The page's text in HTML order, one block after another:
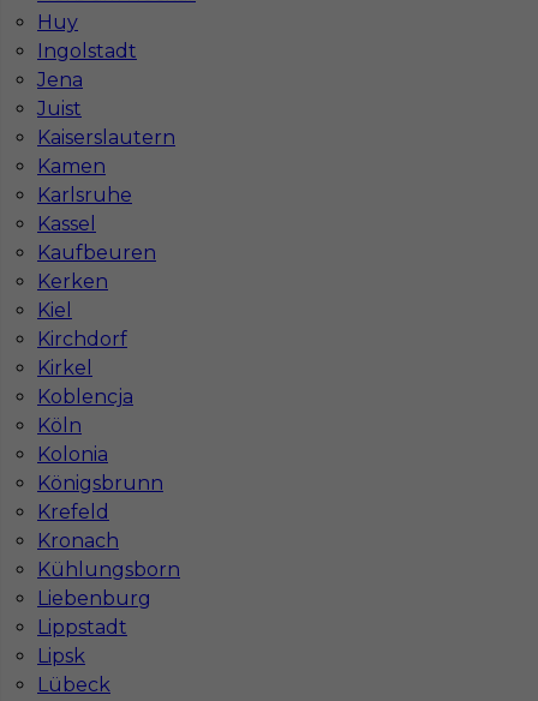
Huy
Ingolstadt
Jena
Juist
Kaiserslautern
Kamen
Karlsruhe
Kassel
Kaufbeuren
Kerken
Kiel
Kirchdorf
Kirkel
Koblencja
Köln
Kolonia
Königsbrunn
Krefeld
Kronach
Kühlungsborn
Liebenburg
Lippstadt
Lipsk
Lübeck
Płytkarz glazurnik praca bez języka Niemcy
Kategoria
Płytkarz
Lokalizacja Niemcy
Wymagane języki
Stawka 16 - 18 € / h